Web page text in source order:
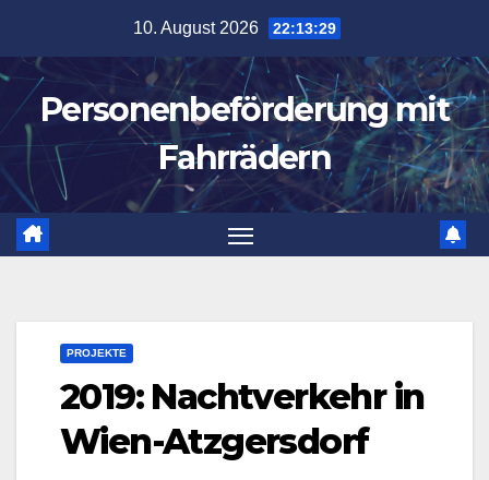
springen
10. August 2026 22:13:29
Personenbeförderung mit
Fahrrädern
PROJEKTE
2019: Nachtverkehr in
Wien-Atzgersdorf